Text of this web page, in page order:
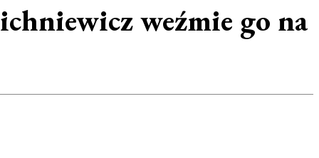
weźmie go na